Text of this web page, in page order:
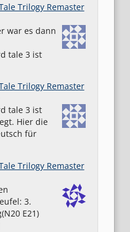
Trilogy Remaster
war es dann
tale 3 ist
Trilogy Remaster
tale 3 ist
Hier die
für
Trilogy Remaster
3.
E21)